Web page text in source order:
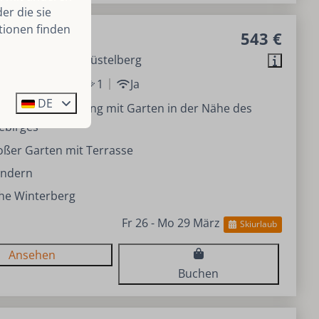
543 €
Hochheide
Sauerland, Küstelberg
1
Ja
Wohnung mit Garten in der Nähe des
Garten mit Terrasse
Winterberg
Fr 26 - Mo 29 März
Skiurlaub
Ansehen
Buchen
die sie
finden
DE